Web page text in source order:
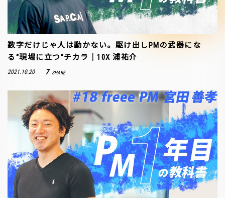
数字だけじゃ人は動かない。駆け出しPMの武器にな
る“現場に立つ”チカラ｜10X 浦祐介
2021.10.20 7 SHARE